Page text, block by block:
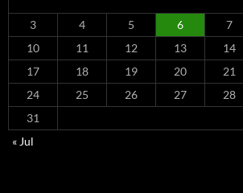
3
4 5 6 7
10
11 12 13 14
17
18 19 20 21
24
25 26 27 28
31
« Jul